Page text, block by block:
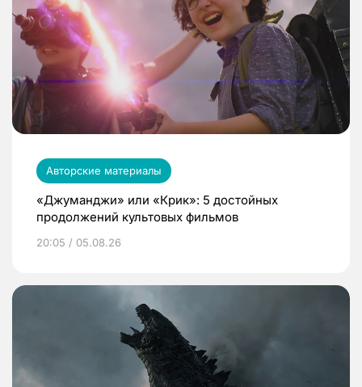
Авторские материалы
«Джуманджи» или «Крик»: 5 достойных
продолжений культовых фильмов
20:05 / 05.08.26